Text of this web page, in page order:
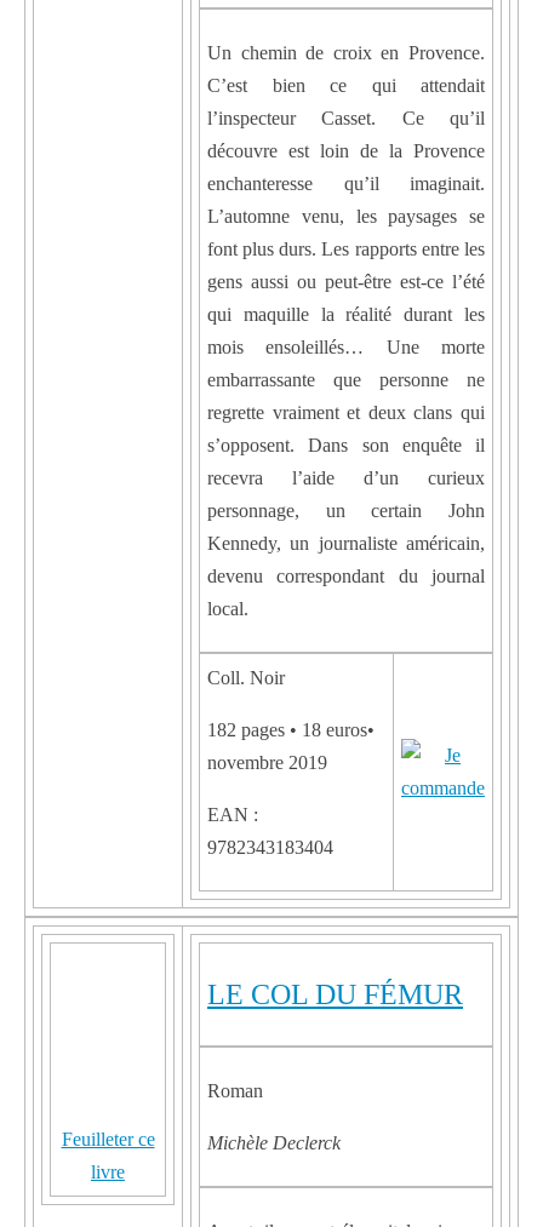
Un chemin de croix en Provence.
C’est bien ce qui attendait
l’inspecteur Casset. Ce qu’il
découvre est loin de la Provence
enchanteresse qu’il imaginait.
L’automne venu, les paysages se
font plus durs. Les rapports entre les
gens aussi ou peut-être est-ce l’été
qui maquille la réalité durant les
mois ensoleillés… Une morte
embarrassante que personne ne
regrette vraiment et deux clans qui
s’opposent. Dans son enquête il
recevra l’aide d’un curieux
personnage, un certain John
Kennedy, un journaliste américain,
devenu correspondant du journal
local.
Coll. Noir
182 pages • 18 euros•
novembre 2019
EAN :
9782343183404
Feuilleter ce
livre
LE COL DU FÉMUR
Roman
Michèle Declerck